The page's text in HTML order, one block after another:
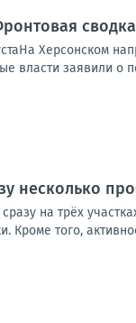
сводка
Херсонском
власти заявили о
несколько
на трёх
Кроме того,